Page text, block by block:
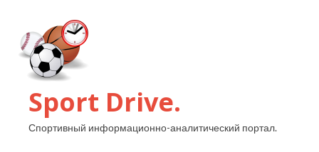
Sport Drive.
Спортивный информационно-аналитический портал.